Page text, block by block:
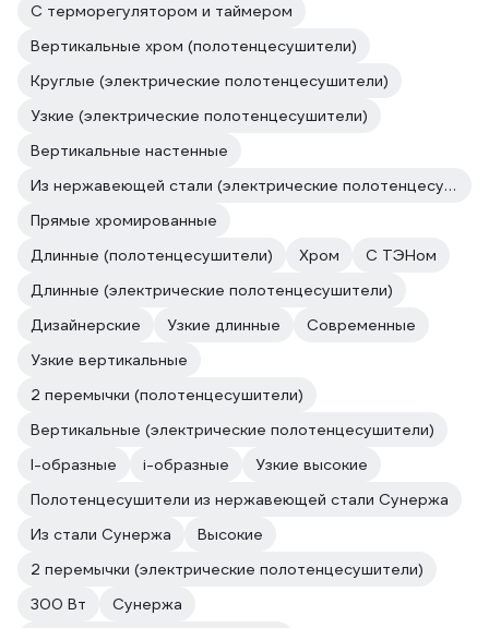
С терморегулятором и таймером
Вертикальные хром (полотенцесушители)
Круглые (электрические полотенцесушители)
Узкие (электрические полотенцесушители)
Вертикальные настенные
Из нержавеющей стали (электрические полотенцесушители)
Прямые хромированные
Длинные (полотенцесушители)
Хром
С ТЭНом
Длинные (электрические полотенцесушители)
Дизайнерские
Узкие длинные
Современные
Узкие вертикальные
2 перемычки (полотенцесушители)
Вертикальные (электрические полотенцесушители)
l-образные
i-образные
Узкие высокие
Полотенцесушители из нержавеющей стали Сунержа
Из стали Сунержа
Высокие
2 перемычки (электрические полотенцесушители)
300 Вт
Сунержа